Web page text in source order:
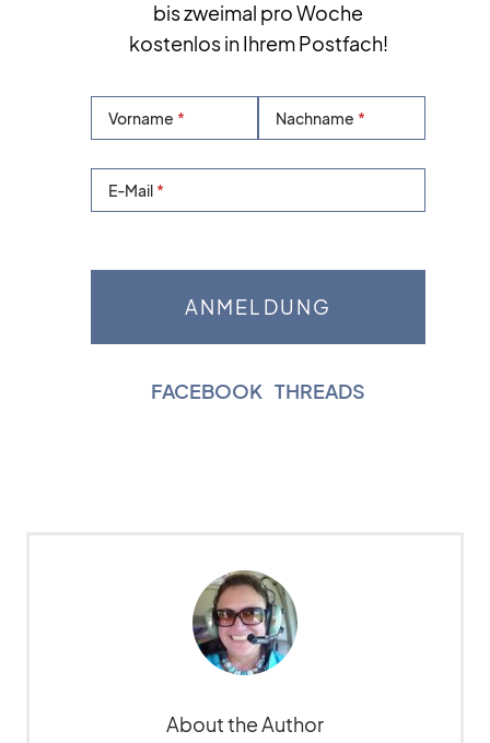
bis zweimal pro Woche
kostenlos in Ihrem Postfach!
Vorname Nachname
E-Mail
FACEBOOK THREADS
About the Author